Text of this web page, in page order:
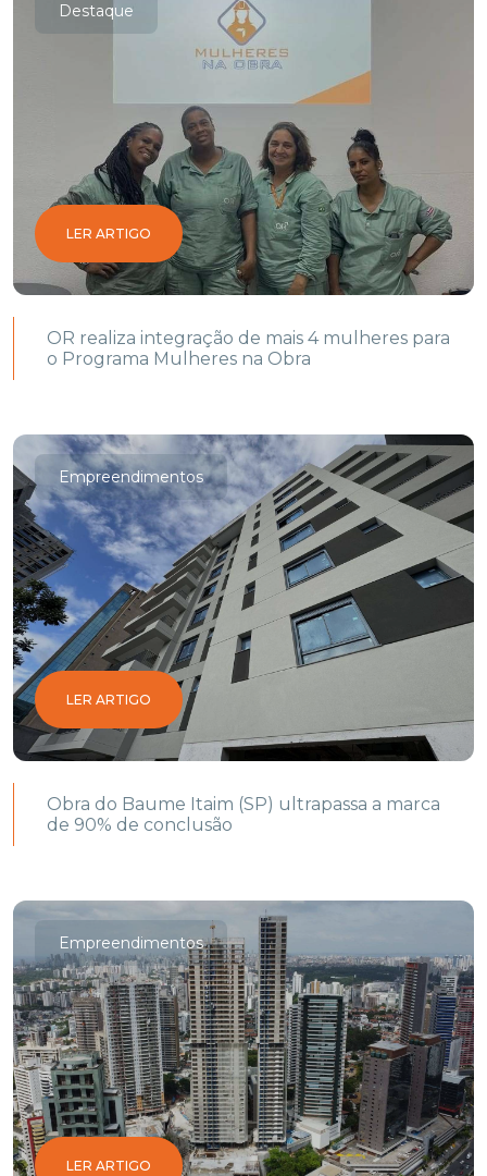
Destaque
LER ARTIGO
OR realiza integração de mais 4 mulheres para
o Programa Mulheres na Obra
Empreendimentos
LER ARTIGO
Obra do Baume Itaim (SP) ultrapassa a marca
de 90% de conclusão
Empreendimentos
LER ARTIGO